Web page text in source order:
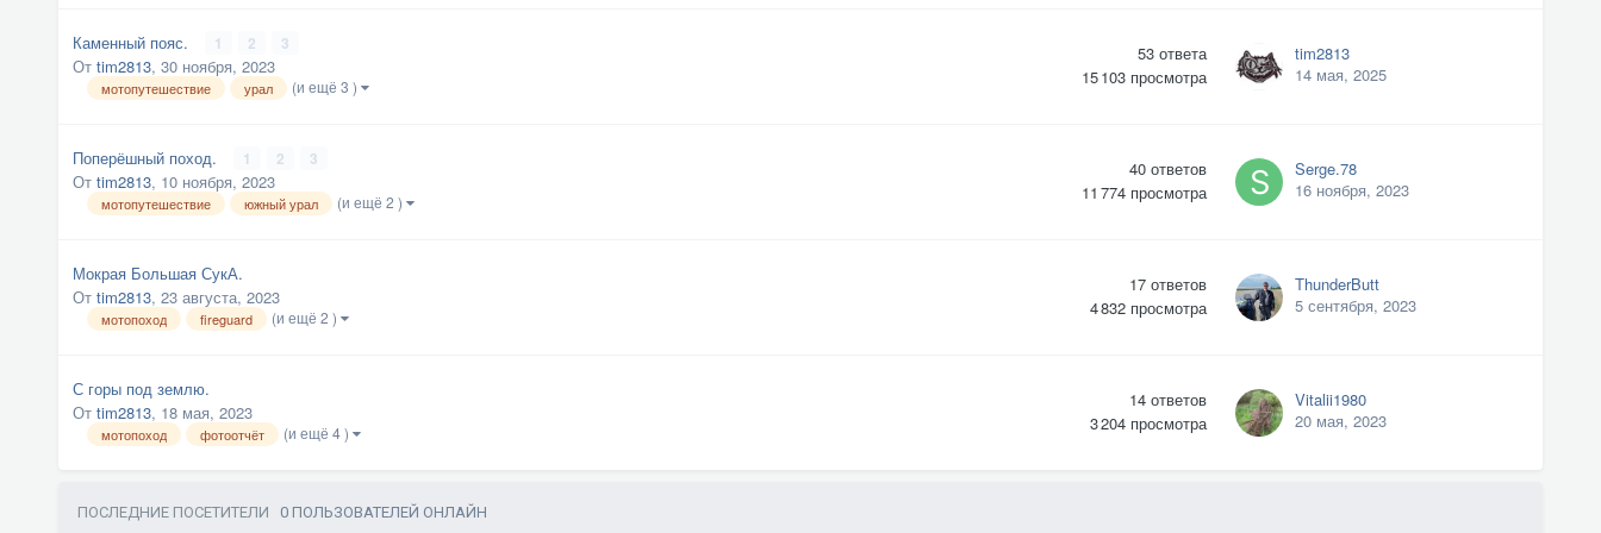
Каменный пояс. 1 2 3
От tim2813, 30 ноября, 2023
мотопутешествие урал (и ещё 3 )
53 ответа
15 103 просмотра
tim2813
14 мая, 2025
Поперёшный поход. 1 2 3
От tim2813, 10 ноября, 2023
мотопутешествие южный урал (и ещё 2 )
40 ответов
11 774 просмотра
Serge.78
16 ноября, 2023
Мокрая Большая СукА.
От tim2813, 23 августа, 2023
мотопоход fireguard (и ещё 2 )
17 ответов
4 832 просмотра
ThunderButt
5 сентября, 2023
С горы под землю.
От tim2813, 18 мая, 2023
мотопоход фотоотчёт (и ещё 4 )
14 ответов
3 204 просмотра
Vitalii1980
20 мая, 2023
ПОСЛЕДНИЕ ПОСЕТИТЕЛИ 0 ПОЛЬЗОВАТЕЛЕЙ ОНЛАЙН